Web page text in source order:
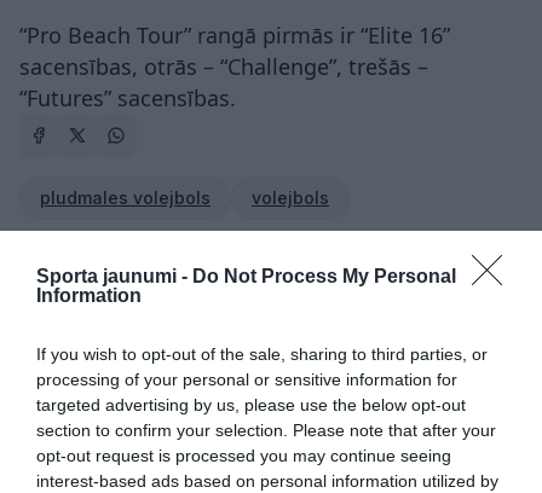
Sporta jaunumi - Do Not Process My Personal
Information
If you wish to opt-out of the sale, sharing to third parties, or
processing of your personal or sensitive information for
targeted advertising by us, please use the below opt-out
section to confirm your selection. Please note that after your
opt-out request is processed you may continue seeing
interest-based ads based on personal information utilized by
“Pro Beach Tour” rangā pirmās ir “Elite 16”
sacensības, otrās – “Challenge”, trešās –
“Futures” sacensības.
pludmales volejbols volejbols
čempionāta rīkotājām Azerbaidžānu
Ideāls starts! Pļaviņš un Fokerots
Hamburgā uzvar abās pirmajās spēlēs